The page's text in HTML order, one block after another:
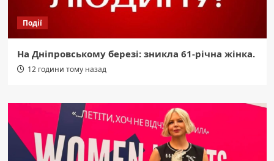
Події
На Дніпровському березі: зникла 61-річна жінка.
12 години тому назад